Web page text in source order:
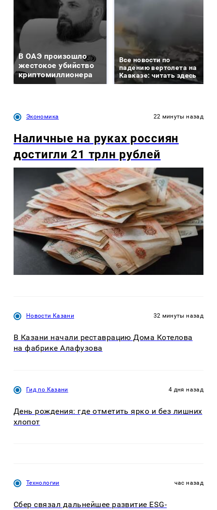
В ОАЭ произошло
жестокое убийство
криптомиллионера
Все новости по
падению вертолета на
Кавказе: читать здесь
Экономика 22 минуты назад
Наличные на руках россиян
достигли 21 трлн рублей
Новости Казани 32 минуты назад
В Казани начали реставрацию Дома Котелова
на фабрике Алафузова
Гид по Казани 4 дня назад
День рождения: где отметить ярко и без лишних
хлопот
Технологии час назад
Сбер связал дальнейшее развитие ESG-